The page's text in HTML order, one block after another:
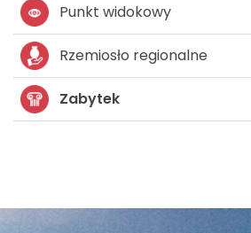
Punkt widokowy
Rzemiosło regionalne
Zabytek